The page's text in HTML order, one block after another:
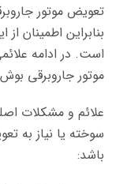
تعویض موتور
بنابراین اطمینان
است. در ادامه
موتور جاروبرقی
علائم و مشکلات
سوخته یا نیاز به
باشد: